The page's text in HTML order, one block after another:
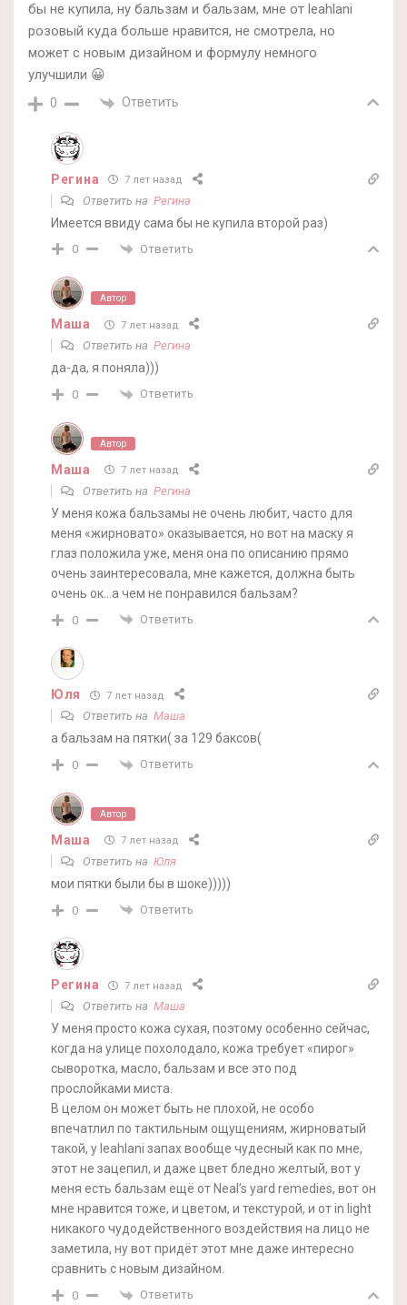
бы не купила, ну бальзам и бальзам, мне от leahlani
розовый куда больше нравится, не смотрела, но
может с новым дизайном и формулу немного
улучшили 😀
0 Ответить
Регина 7 лет назад
Ответить на Регина
Имеется ввиду сама бы не купила второй раз)
0 Ответить
Автор
Маша 7 лет назад
Ответить на Регина
да-да, я поняла)))
0 Ответить
Автор
Маша 7 лет назад
Ответить на Регина
У меня кожа бальзамы не очень любит, часто для
меня «жирновато» оказывается, но вот на маску я
глаз положила уже, меня она по описанию прямо
очень заинтересовала, мне кажется, должна быть
очень ок…а чем не понравился бальзам?
0 Ответить
Юля 7 лет назад
Ответить на Маша
а бальзам на пятки( за 129 баксов(
0 Ответить
Автор
Маша 7 лет назад
Ответить на Юля
мои пятки были бы в шоке)))))
0 Ответить
Регина 7 лет назад
Ответить на Маша
У меня просто кожа сухая, поэтому особенно сейчас,
когда на улице похолодало, кожа требует «пирог»
сыворотка, масло, бальзам и все это под
прослойками миста.
В целом он может быть не плохой, не особо
впечатлил по тактильным ощущениям, жирноватый
такой, у leahlani запах вообще чудесный как по мне,
этот не зацепил, и даже цвет бледно желтый, вот у
меня есть бальзам ещё от Neal’s yard remedies, вот он
мне нравится тоже, и цветом, и текстурой, и от in light
никакого чудодейственного воздействия на лицо не
заметила, ну вот придёт этот мне даже интересно
сравнить с новым дизайном.
0 Ответить